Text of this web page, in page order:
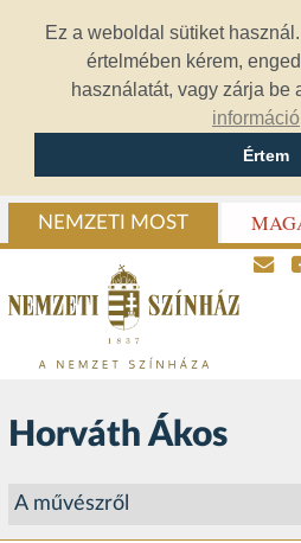
Ez a weboldal sütiket
értelmében kérem,
használatát, vagy zárja be
információ
Értem
NEMZETI MOST
Horváth Ákos